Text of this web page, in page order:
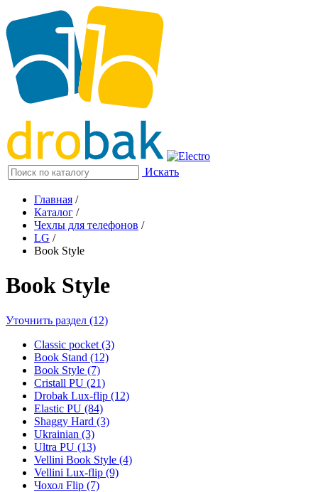
Искать
Главная /
Каталог /
Чехлы для телефонов /
LG /
Book Style
Book Style
Уточнить раздел (12)
Classic pocket (3)
Book Stand (12)
Book Style (7)
Cristall PU (21)
Drobak Lux-flip (12)
Elastic PU (84)
Shaggy Hard (3)
Ukrainian (3)
Ultra PU (13)
Vellini Book Style (4)
Vellini Lux-flip (9)
Чохол Flip (7)